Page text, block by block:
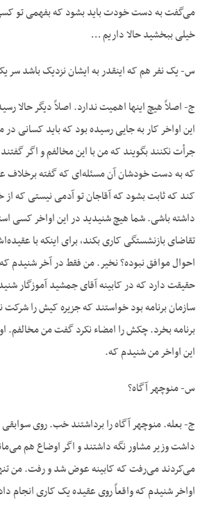
می‌گفت به دست خودت باید بشود که بفهمی تو
خیلی ببخشید حالا داریم …
س- یک نفر هم که اینقدر به ایشان نزدیک باشد سر
ج- اصلاً هیچ اینها اهمیت ندارد. اصلاً دیگر حالا
این اواخر کار به جایی رسیده بود که باید کسانی
جرأت نکنند بگویند که من با این مخالفم و اگر
که به دست خودشان آن مسئله‌ای که گفته برخلاف
کند که ثابت بشود که آقاجان تو آدمی نیستی که
داشته باشی. شما هیچ شنیدید در این اواخر کسی
تقاضای بازنشستگی کاری بکند، برای اینکه با
احوال موافق نبوده؟ نخیر. من فقط در آخر شنیدم
حقیقت دارد که در کابینه آقای جمشید آموزگار
سازمان برنامه بود خواستند که جزیره کیش را
برنامه بخرد. چکش را امضاء نکرد گفت من مخالفم.
این اواخر من شنیدم که.
س- منوچهر آگاه؟
ج- بعله. منوچهر آگاه را برداشتند خب. روی سوابقی
داشت وزیر مشاور نگه داشتند و اگر اوضاع هم
می‌کردند می‌رفت که کابینه عوض شد و رفت. من
اواخر شنیدم که واقعاً روی عقیده یک کاری انجام